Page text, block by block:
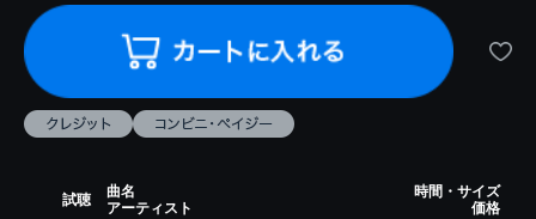
試聴
曲名
アーティスト
時間・サイズ
価格